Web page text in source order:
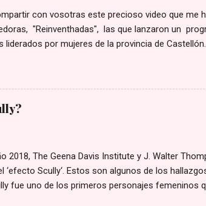
con vosotras este precioso video que me
"Reinventhadas", las que lanzaron un
liderados por mujeres de la provincia de
Espero que os guste tanto como a mí. Este es
2018, The Geena Davis Institute y J. Walter
‘efecto Scully‘. Estos son algunos de los
fue uno de los primeros personajes femeninos